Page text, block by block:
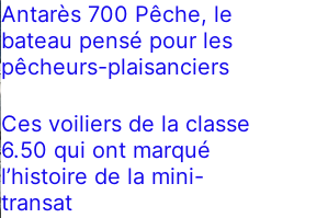
Antarès 700 Pêche, le
bateau pensé pour les
pêcheurs-plaisanciers
Ces voiliers de la classe
6.50 qui ont marqué
l’histoire de la mini-
transat